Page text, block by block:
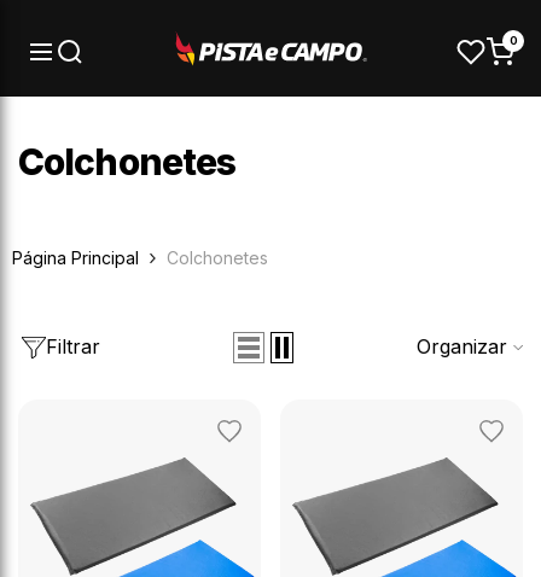
0
Colchonetes
Página Principal Colchonetes
Filtrar Organizar
Adicionar